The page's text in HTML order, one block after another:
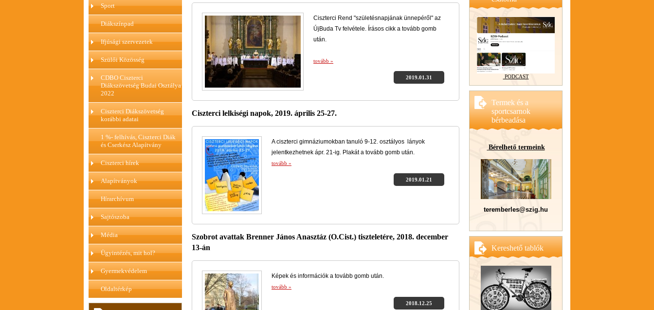
Sport
Diákszínpad
Ifjúsági szervezetek
Szülői Közösség
CDBO Ciszterci
Diákszövetség Budai Osztálya
2022
Ciszterci Diákszövetség
korábbi adatai
1 %- felhívás, Ciszterci Diák
és Cserkész Alapítvány
Ciszterci hírek
Alapítványok
Hírarchívum
Sajtószoba
Média
Ügyintézés, mit hol?
Gyermekvédelem
Oldaltérkép
Ciszterci Rend "születésnapjának ünnepéről" az
ÚjBuda Tv felvétele. Írásos cikk a tovább gomb
után.
tovább »
2019.01.31
Ciszterci lelkiségi napok, 2019. április 25-27.
A ciszterci gimnáziumokban tanuló 9-12. osztályos lányok
jelentkezhetnek ápr. 21-ig. Plakát a tovább gomb után.
tovább »
2019.01.21
Szobrot avattak Brenner János Anasztáz (O.Cist.) tiszteletére, 2018. december
13-án
Képek és információk a tovább gomb után.
tovább »
2018.12.25
PODCAST
Termek és a
sportcsarnok
bérbeadása
Bérelhető termeink
teremberles@szig.hu
Kereshető tablók